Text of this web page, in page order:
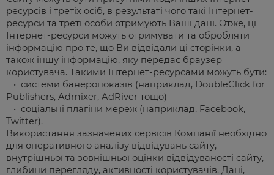
ресурсів і третіх осіб, в результаті чого такі Інтернет-
ресурси та треті особи отримують Ваші дані. Отже, ці
Інтернет-ресурси можуть отримувати та обробляти
інформацію про те, що Ви відвідали ці сторінки, а
також іншу інформацію, яку передає браузер
користувача. Такими Інтернет-ресурсами можуть бути:
• системи банеропоказів (наприклад, DoubleClick for
Publishers, Admixer, AdRiver тощо)
• соціальні плагіни мереж (наприклад, Facebook,
Twitter).
Використання зазначених сервісів Компанії необхідно
для оперативного аналізу відвідувань сайту,
внутрішньої та зовнішньої оцінки відвідуваності сайту,
глибини перегляду, активності користувачів. Дані,